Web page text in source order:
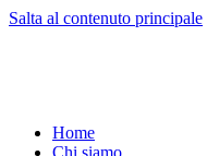
Salta al contenuto principale
Home
Chi siamo